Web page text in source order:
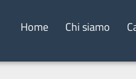
Home Chi siamo